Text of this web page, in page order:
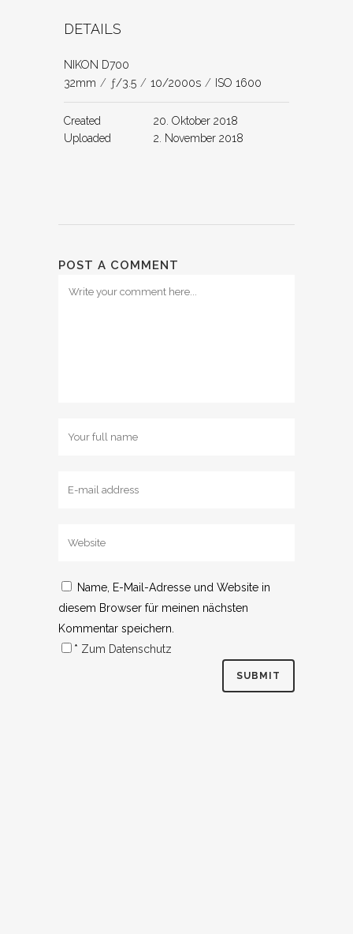
DETAILS
NIKON D700
32mm / ƒ/3.5 / 10/2000s / ISO 1600
Created
20. Oktober 2018
Uploaded
2. November 2018
POST A COMMENT
Name, E-Mail-Adresse und Website in
diesem Browser für meinen nächsten
Kommentar speichern.
* Zum Datenschutz